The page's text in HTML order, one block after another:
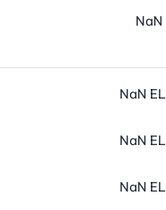
NaN
NaN EL
NaN EL
NaN EL